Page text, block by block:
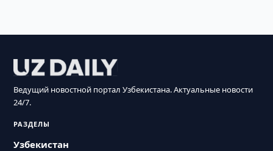
Ведущий новостной портал Узбекистана. Актуальные новости
24/7.
РАЗДЕЛЫ
Узбекистан